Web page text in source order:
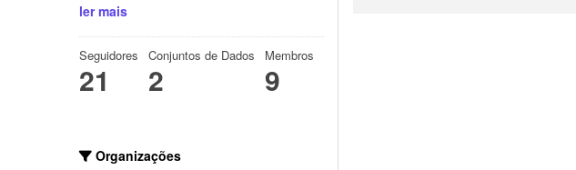
ler mais
Seguidores
21
Conjuntos de Dados
2
Membros
9
Organizações